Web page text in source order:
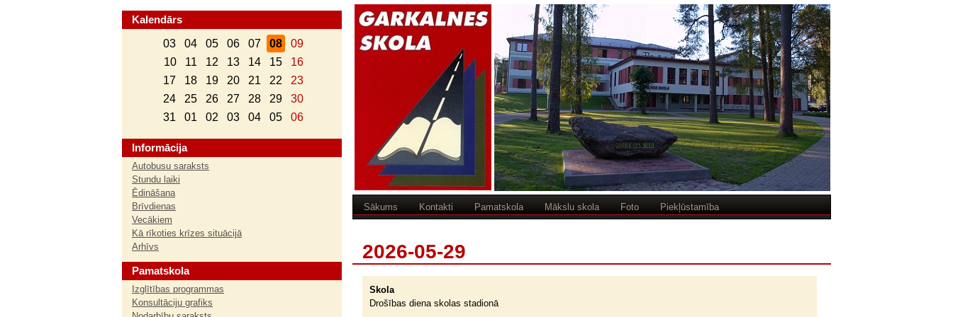
Sākums Kontakti Pamatskola Mākslu skola Foto Piekļūstamība
2026-05-29
Skola
Drošības diena skolas stadionā
Kalendārs
03
04 05 06 07 08
09
10
11 12 13 14 15
16
17
18 19 20 21 22
23
24
25 26 27 28 29
30
31
01 02 03 04 05 06
Informācija
Autobusu saraksts
Stundu laiki
Ēdināšana
Brīvdienas
Vecākiem
Kā rīkoties krīzes situācijā
Arhīvs
Pamatskola
Izglītības programmas
Konsultāciju grafiks